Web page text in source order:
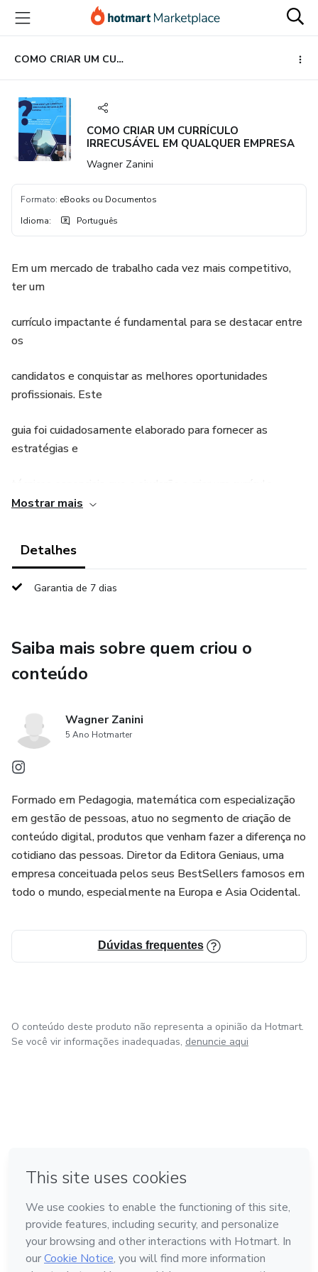
para
conteúdo
principal
para
pagamento
para
rodapé
COMO CRIAR UM CURRÍCULO IRRECUSÁVEL EM QUALQUER EMPRESA
COMO CRIAR UM CURRÍCULO
IRRECUSÁVEL EM QUALQUER EMPRESA
Wagner Zanini
Formato: eBooks ou Documentos
Idioma: Português
Em um mercado de trabalho cada vez mais competitivo,
ter um
currículo impactante é fundamental para se destacar entre
os
candidatos e conquistar as melhores oportunidades
profissionais. Este
guia foi cuidadosamente elaborado para fornecer as
estratégias e
irrecusável
Mostrar mais
Detalhes
Garantia de 7 dias
Saiba mais sobre quem criou o
conteúdo
Wagner Zanini
5 Ano Hotmarter
Formado em Pedagogia, matemática com especialização
em gestão de pessoas, atuo no segmento de criação de
conteúdo digital, produtos que venham fazer a diferença no
cotidiano das pessoas. Diretor da Editora Geniaus, uma
empresa conceituada pelos seus BestSellers famosos em
todo o mundo, especialmente na Europa e Asia Ocidental.
Dúvidas frequentes
O conteúdo deste produto não representa a opinião da Hotmart.
Se você vir informações inadequadas, denuncie aqui
Feito com ❤ na Cidade do México
Conheça a Hotmart